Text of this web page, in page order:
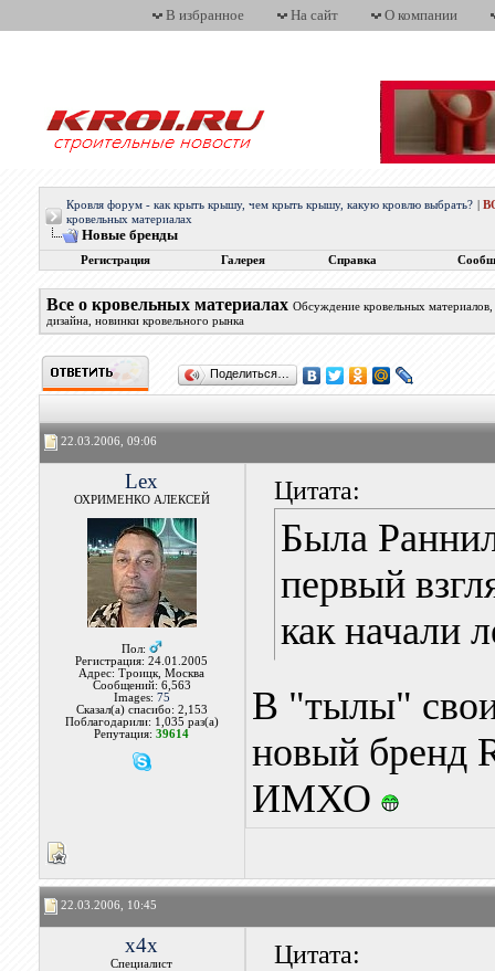
В избранное На сайт О компании
Кровля форум - как крыть крышу, чем крыть крышу, какую кровлю выбрать?
кровельных материалах
Новые бренды
Регистрация Галерея Справка
Все о кровельных материалах Обсуждение кровельных
дизайна, новинки кровельного рынка
Поделиться…
22.03.2006, 09:06
Lex
ОХРИМЕНКО АЛЕКСЕЙ
Пол:
Регистрация: 24.01.2005
Адрес: Троицк, Москва
Сообщений: 6,563
Images: 75
Сказал(а) спасибо: 2,153
Поблагодарили: 1,035 раз(а)
Репутация:39614
Цитата:
Была
первый
как начали
В "тылы"
новый бренд
ИМХО
22.03.2006, 10:45
x4x
Специалист Цитата: